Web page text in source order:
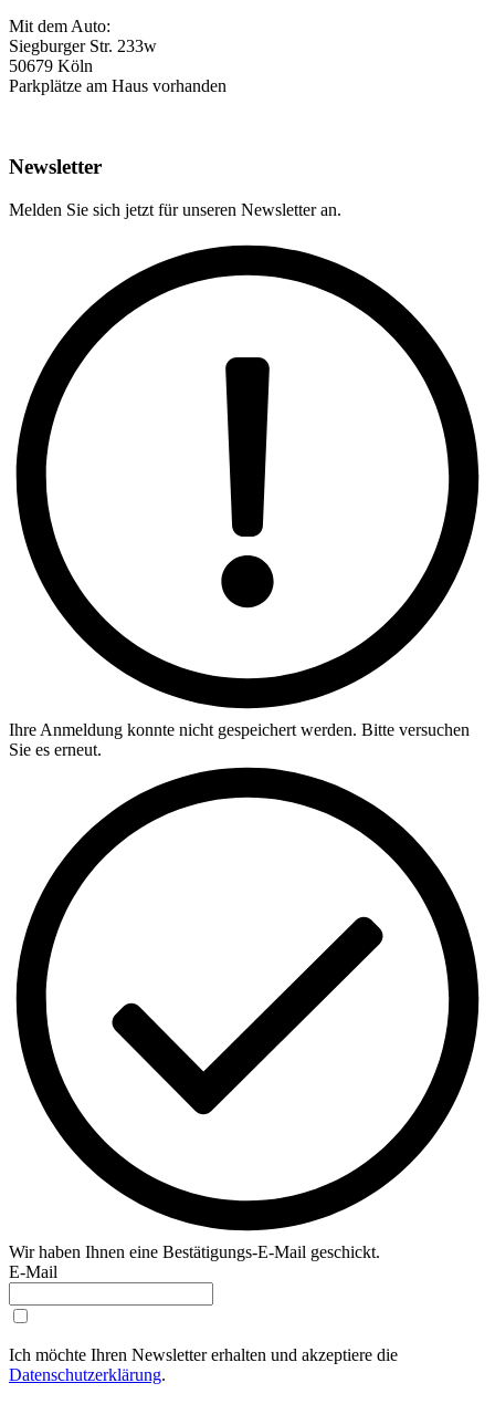
Mit dem Auto:
Siegburger Str. 233w
50679 Köln
Parkplätze am Haus vorhanden
Newsletter
Melden Sie sich jetzt für unseren Newsletter an.
Ihre Anmeldung konnte nicht gespeichert werden. Bitte versuchen
Sie es erneut.
Wir haben Ihnen eine Bestätigungs-E-Mail geschickt.
E-Mail
Ich möchte Ihren Newsletter erhalten und akzeptiere die
Datenschutzerklärung.